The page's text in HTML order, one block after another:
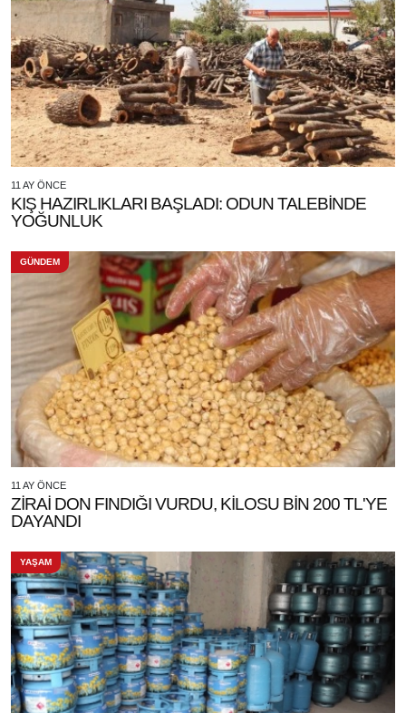
11 AY ÖNCE
KIŞ HAZIRLIKLARI BAŞLADI: ODUN TALEBİNDE
YOĞUNLUK
GÜNDEM
11 AY ÖNCE
ZİRAİ DON FINDIĞI VURDU, KİLOSU BİN 200 TL'YE
DAYANDI
YAŞAM